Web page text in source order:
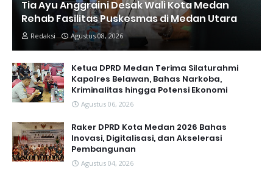
Tia Ayu Anggraini Desak Wali Kota Medan
Rehab Fasilitas Puskesmas di Medan Utara
Redaksi Agustus 08, 2026
Ketua DPRD Medan Terima Silaturahmi
Kapolres Belawan, Bahas Narkoba,
Kriminalitas hingga Potensi Ekonomi
Agustus 06, 2026
Raker DPRD Kota Medan 2026 Bahas
Inovasi, Digitalisasi, dan Akselerasi
Pembangunan
Agustus 04, 2026